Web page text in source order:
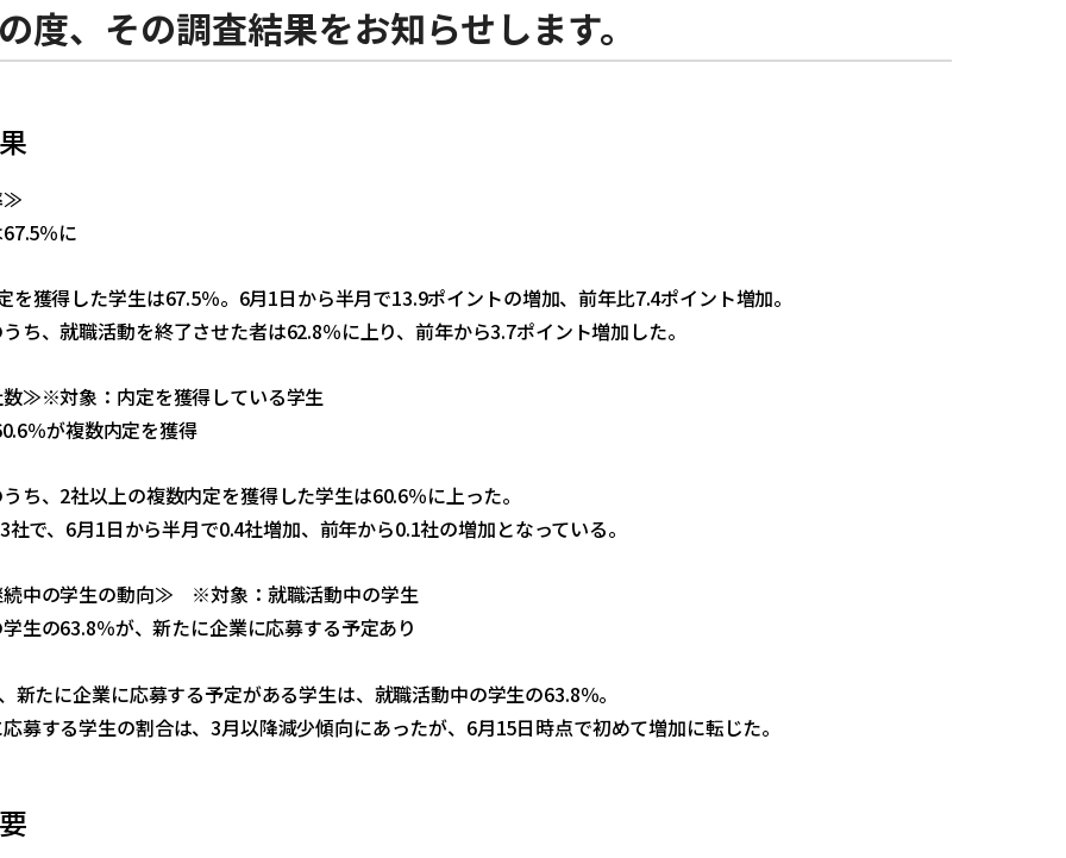
度、その調査結果をお知らせします。
≫
％に
を獲得した学生は67.5％。6月1日から半月で13.9ポイントの増加、前年比7.4ポイント増加。
ち、就職活動を終了させた者は62.8％に上り、前年から3.7ポイント増加した。
≫※対象：内定を獲得している学生
％が複数内定を獲得
ち、2社以上の複数内定を獲得した学生は60.6％に上った。
社で、6月1日から半月で0.4社増加、前年から0.1社の増加となっている。
中の学生の動向≫ ※対象：就職活動中の学生
生の63.8％が、新たに企業に応募する予定あり
新たに企業に応募する予定がある学生は、就職活動中の学生の63.8％。
募する学生の割合は、3月以降減少傾向にあったが、6月15日時点で初めて増加に転じた。